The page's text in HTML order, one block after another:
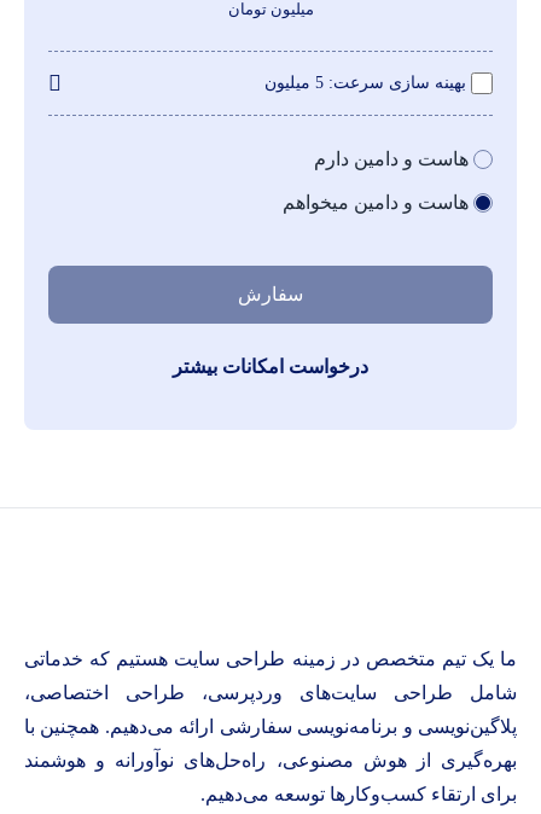
میلیون تومان
بهینه سازی سرعت 5 میلیون
هاست و دامین دارم
هاست و دامین میخواهم
سفارش
درخواست امکانات بیشتر
ما یک تیم متخصص در زمینه طراحی سایت هستیم که خدماتی
شامل طراحی سایت‌های وردپرسی، طراحی اختصاصی،
پلاگین‌نویسی و برنامه‌نویسی سفارشی ارائه می‌دهیم. همچنین با
بهره‌گیری از هوش مصنوعی، راه‌حل‌های نوآورانه و هوشمند
برای ارتقاء کسب‌وکارها توسعه می‌دهیم.